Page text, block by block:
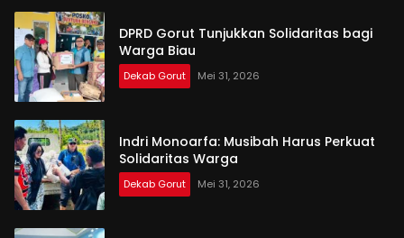
DPRD Gorut Tunjukkan Solidaritas bagi
Warga Biau
Dekab Gorut Mei 31, 2026
Indri Monoarfa: Musibah Harus Perkuat
Solidaritas Warga
Dekab Gorut Mei 31, 2026